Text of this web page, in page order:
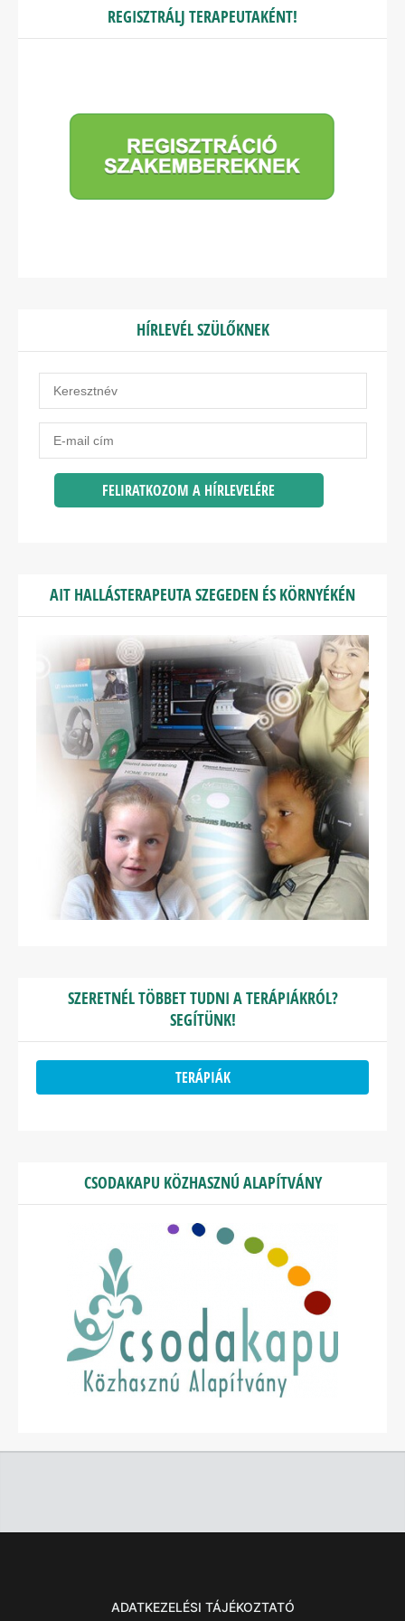
REGISZTRÁLJ TERAPEUTAKÉNT!
HÍRLEVÉL SZÜLŐKNEK
AIT HALLÁSTERAPEUTA SZEGEDEN ÉS KÖRNYÉKÉN
SZERETNÉL TÖBBET TUDNI A TERÁPIÁKRÓL?
SEGÍTÜNK!
TERÁPIÁK
CSODAKAPU KÖZHASZNÚ ALAPÍTVÁNY
ADATKEZELÉSI TÁJÉKOZTATÓ